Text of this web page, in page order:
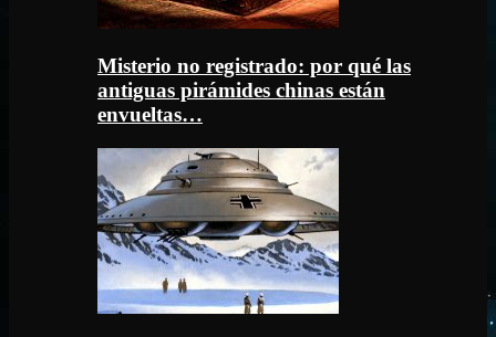
Misterio no registrado: por qué las
antiguas pirámides chinas están
envueltas…